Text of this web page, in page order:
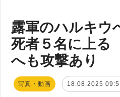
露軍のハルキウ
死者５名に上
へも攻撃あり
写真・動画 18.08.2025